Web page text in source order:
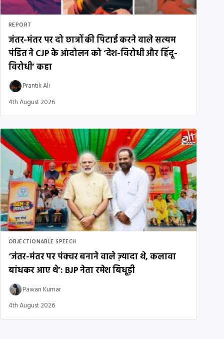
REPORT
जंतर-मंतर पर दो छात्रों की पिटाई करने वाले सत्यम
पंडित ने CJP के आंदोलन को ‘देश-विरोधी और हिंदू-
विरोधी’ कहा
Prantik Ali
4th August 2026
OBJECTIONABLE SPEECH
‘जंतर-मंतर पर पंक्चर बनाने वाले ज़्यादा थे, कलावा
बांधकर आए थे’: BJP नेता रमेश बिधूड़ी
Pawan Kumar
4th August 2026